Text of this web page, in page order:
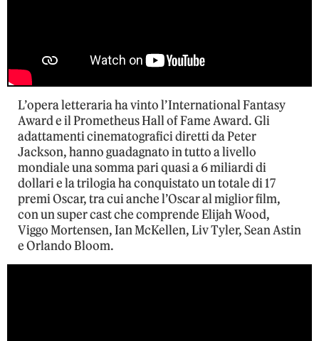
L’opera letteraria ha vinto l’International Fantasy
Award e il Prometheus Hall of Fame Award. Gli
adattamenti cinematografici diretti da Peter
Jackson, hanno guadagnato in tutto a livello
mondiale una somma pari quasi a 6 miliardi di
dollari e la trilogia ha conquistato un totale di 17
premi Oscar, tra cui anche l’Oscar al miglior film,
con un super cast che comprende Elijah Wood,
Viggo Mortensen, Ian McKellen, Liv Tyler, Sean Astin
e Orlando Bloom.